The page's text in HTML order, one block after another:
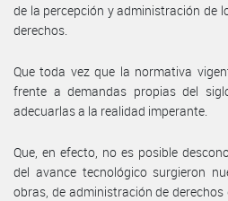
de la percepción y administración de
derechos.
Que toda vez que la normativa
frente a demandas propias del
adecuarlas a la realidad imperante.
Que, en efecto, no es posible
del avance tecnológico surgieron
obras, de administración de